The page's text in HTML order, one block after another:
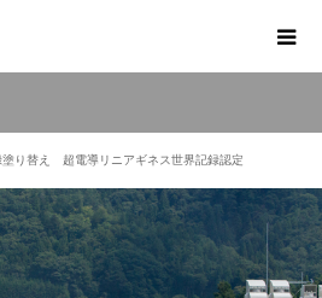
塗り替え 超電導リニアギネス世界記録認定